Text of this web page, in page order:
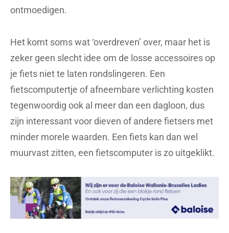
ontmoedigen.
Het komt soms wat ‘overdreven’ over, maar het is
zeker geen slecht idee om de losse accessoires op
je fiets niet te laten rondslingeren. Een
fietscomputertje of afneembare verlichting kosten
tegenwoordig ook al meer dan een dagloon, dus
zijn interessant voor dieven of andere fietsers met
minder morele waarden. Een fiets kan dan wel
muurvast zitten, een fietscomputer is zo uitgeklikt.